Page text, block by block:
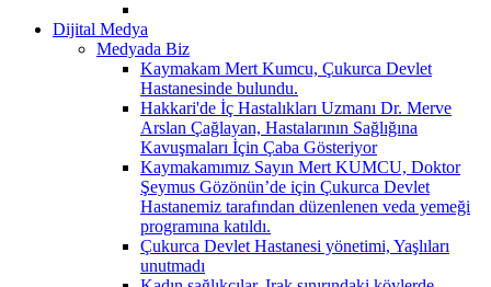
Dijital Medya
Medyada Biz
Kaymakam Mert Kumcu, Çukurca Devlet
Hastanesinde bulundu.
Hakkari'de İç Hastalıkları Uzmanı Dr. Merve
Arslan Çağlayan, Hastalarının Sağlığına
Kavuşmaları İçin Çaba Gösteriyor
Kaymakamımız Sayın Mert KUMCU, Doktor
Şeymus Gözönün’de için Çukurca Devlet
Hastanemiz tarafından düzenlenen veda yemeği
programına katıldı.
Çukurca Devlet Hastanesi yönetimi, Yaşlıları
unutmadı